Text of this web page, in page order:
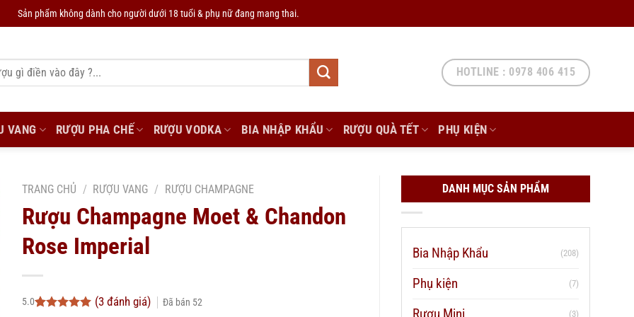
Sản phẩm không dành cho người dưới 18 tuổi & phụ nữ đang mang thai.
HOTLINE : 0978 406 415
VANG RƯỢU PHA CHẾ RƯỢU VODKA BIA NHẬP KHẨU RƯỢU QUÀ TẾT PHỤ KIỆN
TRANG CHỦ / RƯỢU VANG / RƯỢU CHAMPAGNE
Rượu Champagne Moet & Chandon
Rose Imperial
5.0
(3đánh giá) Đã bán 52
DANH MỤC SẢN PHẨM
Bia Nhập Khẩu (208)
Phụ kiện (7)
Rượu Mini (3)